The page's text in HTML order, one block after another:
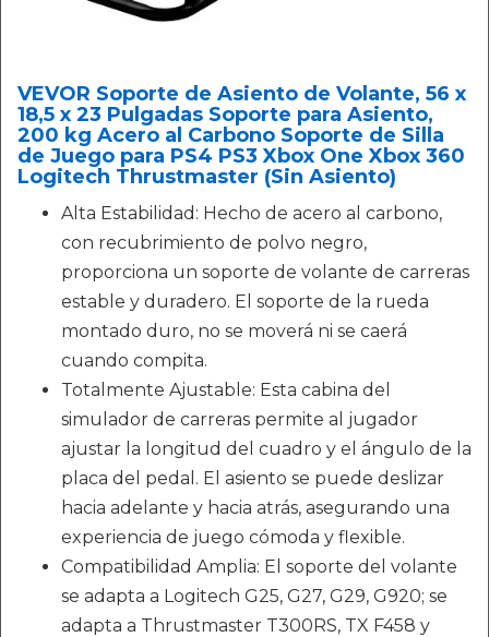
VEVOR Soporte de Asiento de Volante, 56 x
18,5 x 23 Pulgadas Soporte para Asiento,
200 kg Acero al Carbono Soporte de Silla
de Juego para PS4 PS3 Xbox One Xbox 360
Logitech Thrustmaster (Sin Asiento)
Alta Estabilidad: Hecho de acero al carbono,
con recubrimiento de polvo negro,
proporciona un soporte de volante de carreras
estable y duradero. El soporte de la rueda
montado duro, no se moverá ni se caerá
cuando compita.
Totalmente Ajustable: Esta cabina del
simulador de carreras permite al jugador
ajustar la longitud del cuadro y el ángulo de la
placa del pedal. El asiento se puede deslizar
hacia adelante y hacia atrás, asegurando una
experiencia de juego cómoda y flexible.
Compatibilidad Amplia: El soporte del volante
se adapta a Logitech G25, G27, G29, G920; se
adapta a Thrustmaster T300RS, TX F458 y